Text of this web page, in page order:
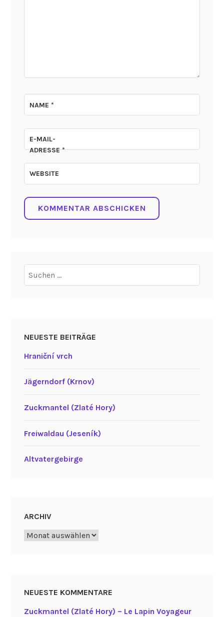
NAME*
E-MAIL-
ADRESSE*
WEBSITE
Suchen
nach:
NEUESTE BEITRÄGE
Hraniční vrch
Jägerndorf (Krnov)
Zuckmantel (Zlaté Hory)
Freiwaldau (Jeseník)
Altvatergebirge
ARCHIV
Archiv
NEUESTE KOMMENTARE
Zuckmantel (Zlaté Hory) – Le Lapin Voyageur